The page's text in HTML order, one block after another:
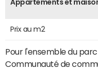
Appartements et
Prix au m2
Pour l'ensemble du
Communauté de